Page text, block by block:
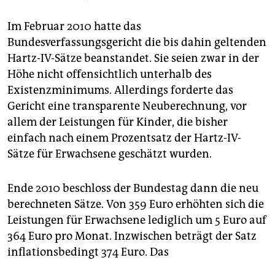
Im Februar 2010 hatte das
Bundesverfassungsgericht die bis dahin geltenden
Hartz-IV-Sätze beanstandet. Sie seien zwar in der
Höhe nicht offensichtlich unterhalb des
Existenzminimums. Allerdings forderte das
Gericht eine transparente Neuberechnung, vor
allem der Leistungen für Kinder, die bisher
einfach nach einem Prozentsatz der Hartz-IV-
Sätze für Erwachsene geschätzt wurden.
Ende 2010 beschloss der Bundestag dann die neu
berechneten Sätze. Von 359 Euro erhöhten sich die
Leistungen für Erwachsene lediglich um 5 Euro auf
364 Euro pro Monat. Inzwischen beträgt der Satz
inflationsbedingt 374 Euro. Das